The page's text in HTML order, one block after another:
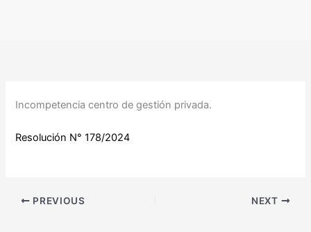
Incompetencia centro de gestión privada.
Resolución N° 178/2024
PREVIOUS NEXT